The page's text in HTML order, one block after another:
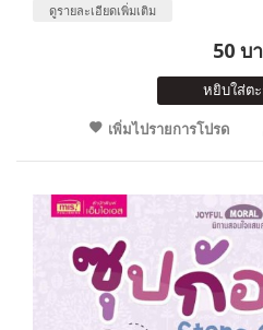
ดูรายละเอียดเพิ่มเติม
50 บ
หยิบใส่ต
เพิ่มไปรายการโปรด